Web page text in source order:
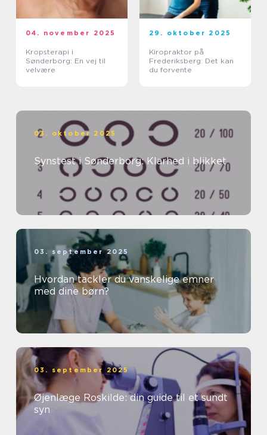
04. november 2025
Kropsterapi i
Sønderborg: En vej til
velvære
29. oktober 2025
Kiropraktor på
Frederiksberg: Det kan
du forvente
03. oktober 2025
Synstest i Sønderborg: Klarhed i blikket
03. september 2025
Hvordan tackler du vanskelige emner
med dine børn?
03. september 2025
Øjenlæge Roskilde: din guide til et sundt
syn